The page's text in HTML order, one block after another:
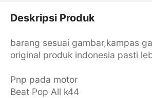
Deskripsi Produk
barang sesuai gambar,kampas
original produk indonesia pasti
Pnp pada motor
Beat Pop All k44